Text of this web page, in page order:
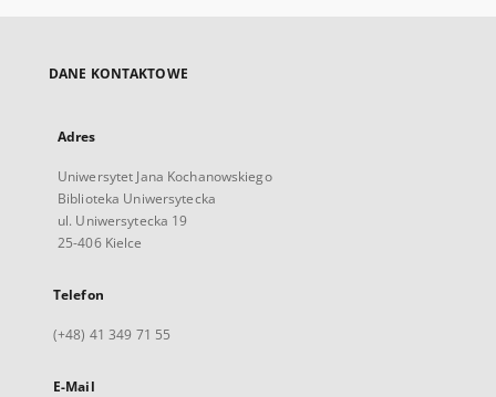
DANE KONTAKTOWE
Adres
Uniwersytet Jana Kochanowskiego
Biblioteka Uniwersytecka
ul. Uniwersytecka 19
25-406 Kielce
Telefon
(+48) 41 349 71 55
E-Mail